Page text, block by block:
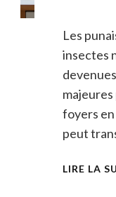
Les
insectes
foyers
peut
LIRE LA